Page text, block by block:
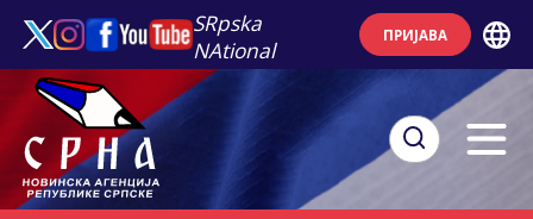
SRpska
NAtional
ПРИЈАВА